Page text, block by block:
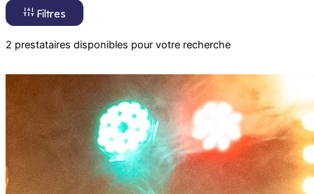
Filtres
2 prestataires disponibles pour votre recherche